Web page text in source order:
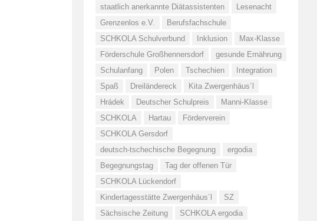
staatlich anerkannte Diätassistenten
Lesenacht
Grenzenlos e.V.
Berufsfachschule
SCHKOLA Schulverbund
Inklusion
Max-Klasse
Förderschule Großhennersdorf
gesunde Ernährung
Schulanfang
Polen Tschechien
Integration
Spaß
Dreiländereck
Kita Zwergenhäus´l
Hrádek
Deutscher Schulpreis
Manni-Klasse
SCHKOLA
Hartau
Förderverein
SCHKOLA Gersdorf
deutsch-tschechische Begegnung
ergodia
Begegnungstag
Tag der offenen Tür
SCHKOLA Lückendorf
Kindertagesstätte Zwergenhäus´l
SZ
Sächsische Zeitung
SCHKOLA ergodia